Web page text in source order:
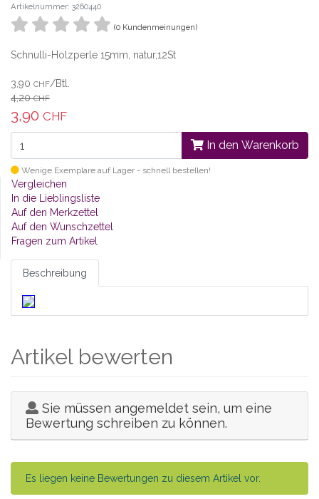
Artikelnummer: 3260440
(0 Kundenmeinungen)
Schnulli-Holzperle 15mm, natur,12St
3,90 CHF/Btl.
4,20CHF
3,90 CHF
In den Warenkorb
Wenige Exemplare auf Lager - schnell bestellen!
Vergleichen
In die Lieblingsliste
Auf den Merkzettel
Auf den Wunschzettel
Fragen zum Artikel
Beschreibung
Artikel bewerten
Sie müssen angemeldet sein, um eine
Bewertung schreiben zu können.
Es liegen keine Bewertungen zu diesem Artikel vor.